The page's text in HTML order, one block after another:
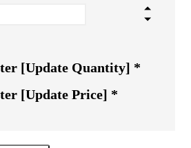
[Update Quantity] *
[Update Price] *